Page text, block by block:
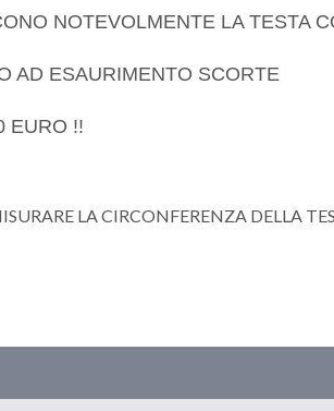
NOTEVOLMENTE LA TESTA
AD ESAURIMENTO SCORTE
EURO !!
LA CIRCONFERENZA DELLA